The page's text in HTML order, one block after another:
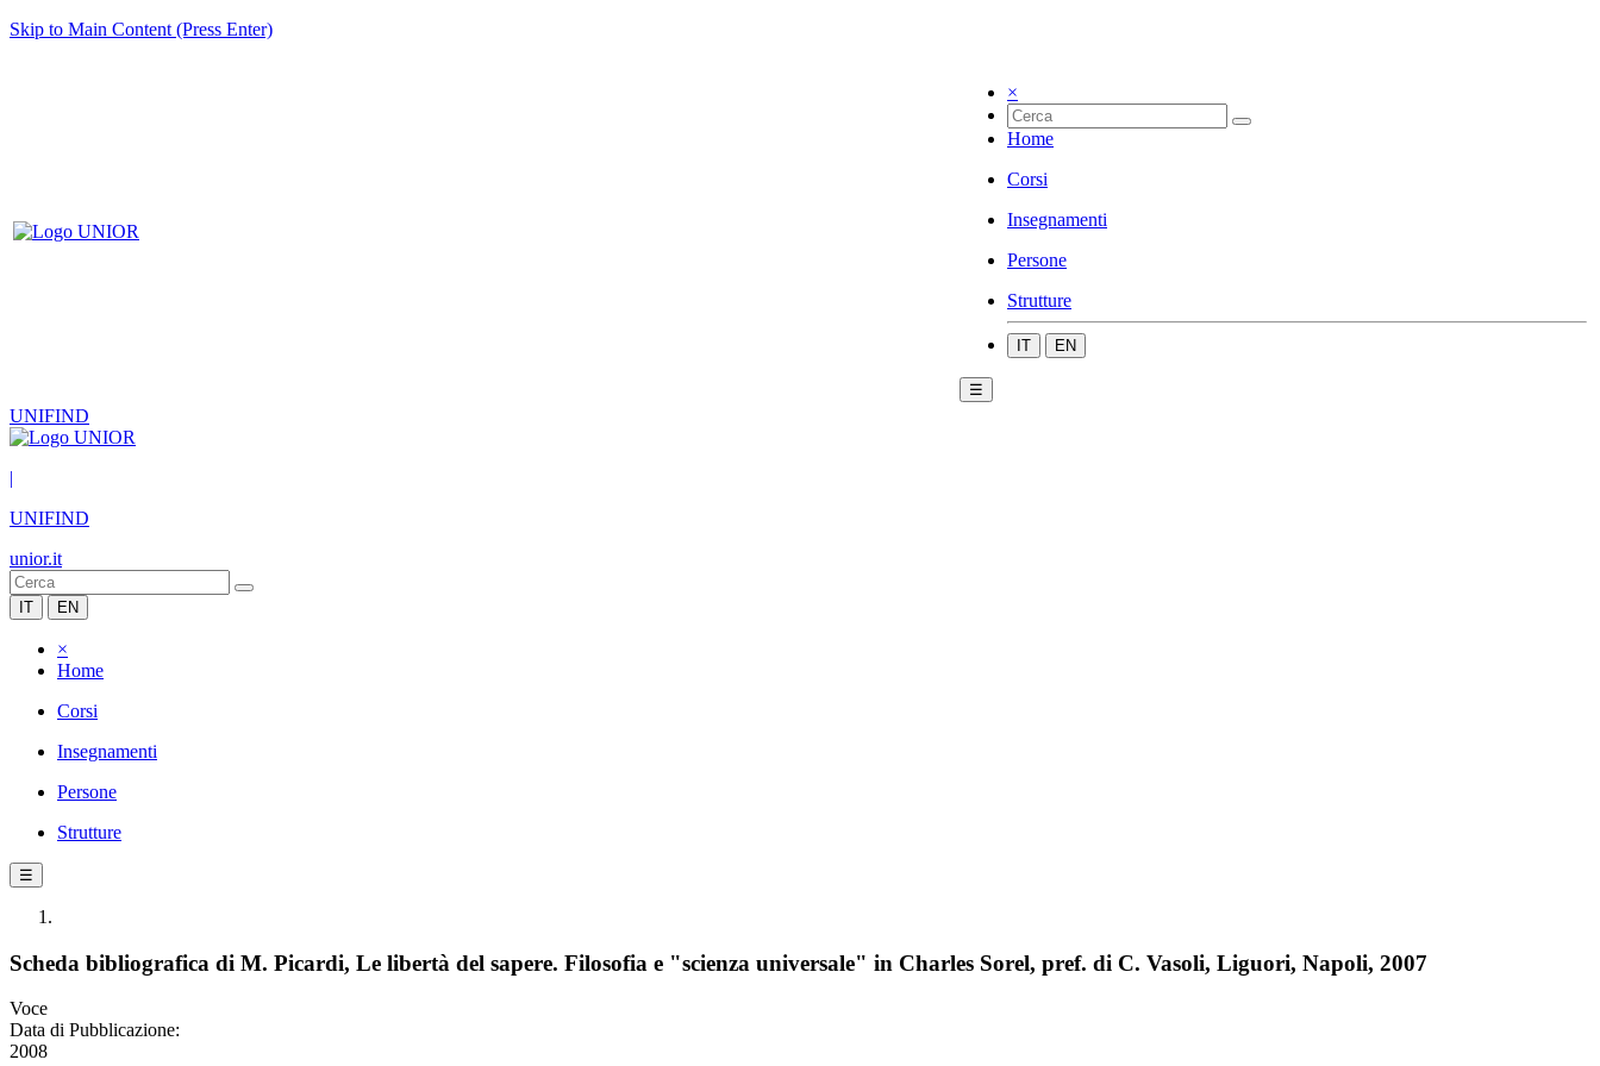
Skip to Main Content (Press Enter)
×
Home
Corsi
Insegnamenti
Persone
Strutture
IT EN
☰
UNIFIND
|
UNIFIND
unior.it
IT EN
×
Home
Corsi
Insegnamenti
Persone
Strutture
☰
Scheda bibliografica di M. Picardi, Le libertà del sapere. Filosofia e "scienza universale" in Charles Sorel, pref. di C. Vasoli, Liguori, Napoli, 2007
Voce
Data di Pubblicazione:
2008